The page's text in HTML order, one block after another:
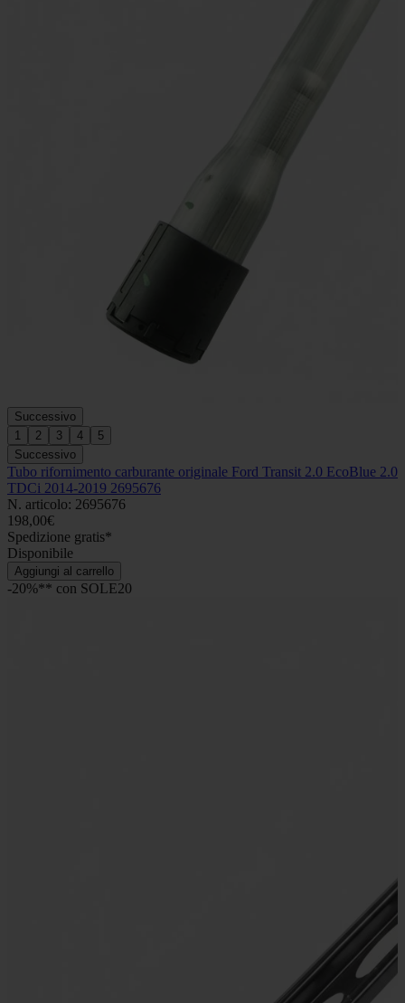
Successivo
1
2 3 4
5
Successivo
Tubo rifornimento carburante originale Ford Transit 2.0 EcoBlue 2.0
TDCi 2014-2019 2695676
N. articolo: 2695676
198,00€
Spedizione gratis*
Disponibile
Aggiungi al carrello
-20%** con SOLE20